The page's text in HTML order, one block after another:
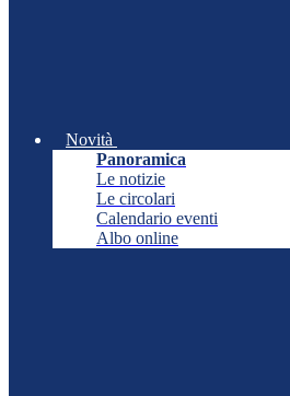
Novità
Panoramica
Le notizie
Le circolari
Calendario eventi
Albo online